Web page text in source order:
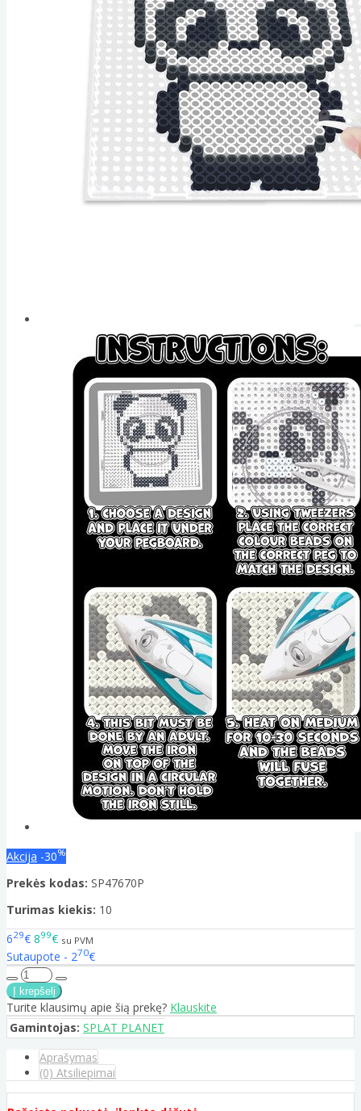
Akcija -30%
Prekės kodas: SP47670P
Turimas kiekis: 10
629€ 899€ su PVM
Sutaupote - 270€
Turite klausimų apie šią prekę? Klauskite
Gamintojas: SPLAT PLANET
Aprašymas
(0) Atsiliepimai